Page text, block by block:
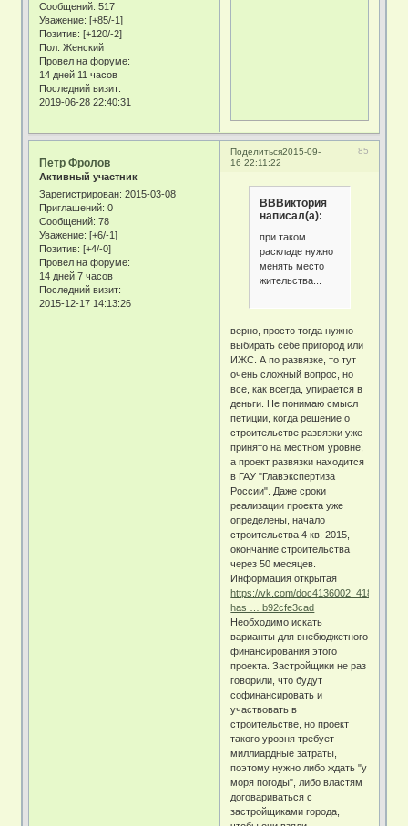
Сообщений: 517
Уважение: [+85/-1]
Позитив: [+120/-2]
Пол: Женский
Провел на форуме:
14 дней 11 часов
Последний визит:
2019-06-28 22:40:31
Поделиться 85
2015-09-
16 22:11:22
Петр Фролов
Активный участник
Зарегистрирован: 2015-03-08
Приглашений: 0
Сообщений: 78
Уважение: [+6/-1]
Позитив: [+4/-0]
Провел на форуме:
14 дней 7 часов
Последний визит:
2015-12-17 14:13:26
ВВВиктория
написал(а):
при таком
раскладе нужно
менять место
жительства...
верно, просто тогда нужно
выбирать себе пригород или
ИЖС. А по развязке, то тут
очень сложный вопрос, но
все, как всегда, упирается в
деньги. Не понимаю смысл
петиции, когда решение о
строительстве развязки уже
принято на местном уровне,
а проект развязки находится
в ГАУ "Главэкспертиза
России". Даже сроки
реализации проекта уже
определены, начало
строительства 4 кв. 2015,
окончание строительства
через 50 месяцев.
Информация открытая
https://vk.com/
has … b92cfe3cad
Необходимо искать
варианты для внебюджетного
финансирования этого
проекта. Застройщики не раз
говорили, что будут
софинансировать и
участвовать в
строительстве, но проект
такого уровня требует
миллиардные затраты,
поэтому нужно либо ждать "у
моря погоды", либо властям
договариваться с
застройщиками города,